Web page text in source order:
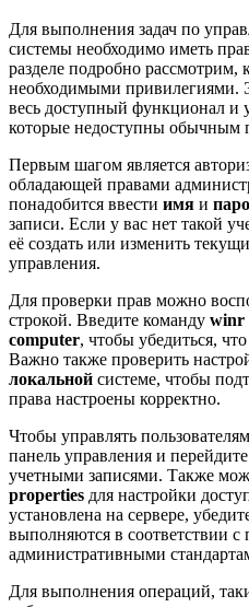
Для выполнения задач по
системы необходимо иметь
разделе подробно рассмотрим,
необходимыми привилегиями.
весь доступный функционал и
которые недоступны обычным
Первым шагом является
обладающей правами
понадобится ввести имя и
записи. Если у вас нет такой
её создать или изменить
управления.
Для проверки прав можно
строкой. Введите команду winr
computer, чтобы убедиться,
Важно также проверить
локальной системе, чтобы
права настроены корректно.
Чтобы управлять
панель управления и
учетными записями. Также
properties для настройки
установлена на сервере,
выполняются в соответствии с
административными
Для выполнения операций,